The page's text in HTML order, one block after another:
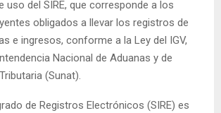
uso del SIRE, que corresponde a los
obligados a llevar los registros de
e ingresos, conforme a la Ley del IGV,
Nacional de Aduanas y de
(Sunat).
de Registros Electrónicos (SIRE) es